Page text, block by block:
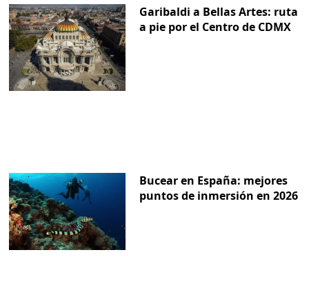
Garibaldi a Bellas Artes: ruta
a pie por el Centro de CDMX
Bucear en España: mejores
puntos de inmersión en 2026